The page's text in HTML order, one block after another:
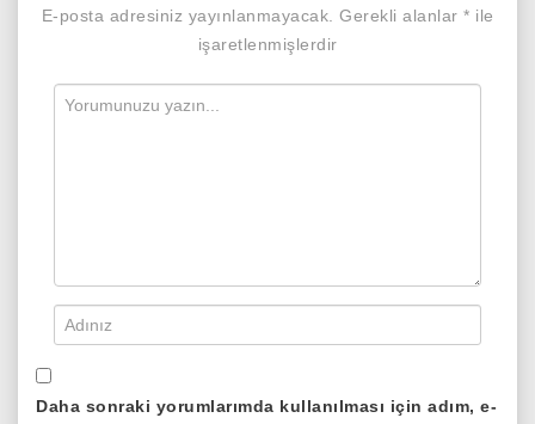
E-posta adresiniz yayınlanmayacak. Gerekli alanlar * ile
işaretlenmişlerdir
Daha sonraki yorumlarımda kullanılması için adım, e-